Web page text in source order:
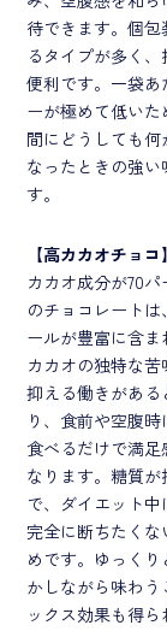
待できます。個包
るタイプが多く、
便利です。一袋あ
ーが極めて低い
間にどうしても何
なったときの強い
す。
【高カカオチョコ 】
カカオ成分が70
のチョコレートは
ールが豊富に含ま
カカオの独特な苦
抑える働きがある
り、食前や空腹
食べるだけで満足
なります。糖質が
で、ダイエット中
完全に断ちたくな
めです。ゆっく
かしながら味わう
ックス効果も得ら